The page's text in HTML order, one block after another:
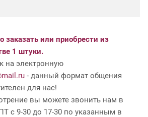
или приобрести из
1 штуки.
на электронную
- данный формат общения
для нас!
вы можете звонить нам в
с 9-30 до 17-30 по указанным в